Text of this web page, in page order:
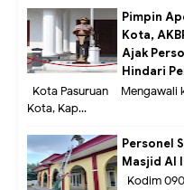
Pimpin
Kota,
Ajak
Hindari
Kota Pasuruan – Mengawali
Kota, Kap...
Personel
Masjid Al
Kodim